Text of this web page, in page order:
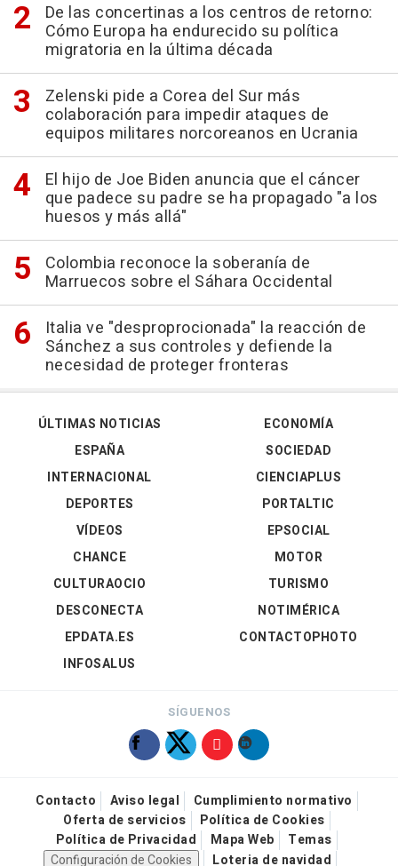
De las concertinas a los centros de retorno:
Cómo Europa ha endurecido su política
migratoria en la última década
Zelenski pide a Corea del Sur más
colaboración para impedir ataques de
equipos militares norcoreanos en Ucrania
El hijo de Joe Biden anuncia que el cáncer
que padece su padre se ha propagado "a los
huesos y más allá"
Colombia reconoce la soberanía de
Marruecos sobre el Sáhara Occidental
Italia ve "desproprocionada" la reacción de
Sánchez a sus controles y defiende la
necesidad de proteger fronteras
ÚLTIMAS NOTICIAS
ESPAÑA
INTERNACIONAL
DEPORTES
VÍDEOS
ECONOMÍA
SOCIEDAD
CIENCIAPLUS
PORTALTIC
EPSOCIAL
CHANCE
CULTURAOCIO
DESCONECTA
EPDATA.ES
INFOSALUS
MOTOR
TURISMO
NOTIMÉRICA
CONTACTOPHOTO
SÍGUENOS
Contacto Aviso legal
Cumplimiento normativo
Oferta de servicios
Política de Cookies
Política de Privacidad
Mapa Web
Temas
Configuración de Cookies
Loteria de navidad